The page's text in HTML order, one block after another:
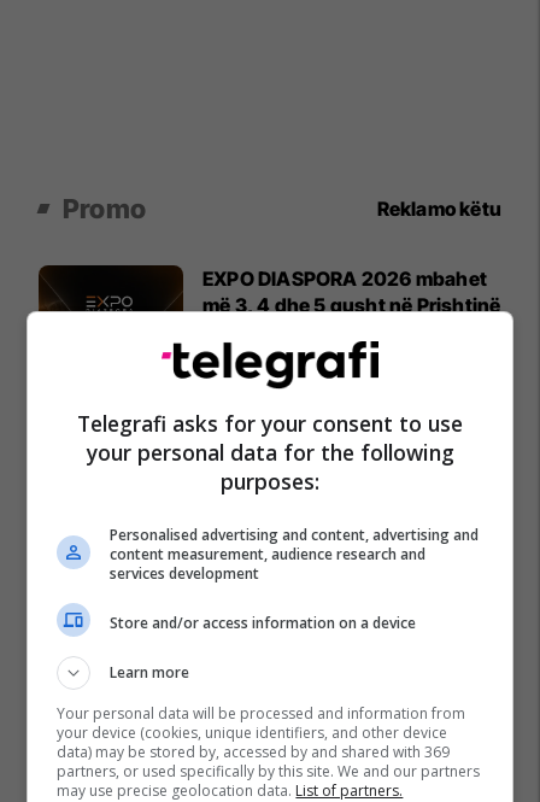
Promo Reklamo këtu
EXPO DIASPORA 2026 mbahet
më 3, 4 dhe 5 gusht në Prishtinë
pushime pranë detit
Edil Project
aty ku është audienca shqiptare
në Zvicër
NOVATRA
Telegrafi asks for your consent to use
your personal data for the following
purposes:
Personalised advertising and content, advertising and
content measurement, audience research and
services development
Store and/or access information on a device
Learn more
Your personal data will be processed and information from
your device (cookies, unique identifiers, and other device
data) may be stored by, accessed by and shared with 369
partners, or used specifically by this site. We and our partners
may use precise geolocation data. List of partners.